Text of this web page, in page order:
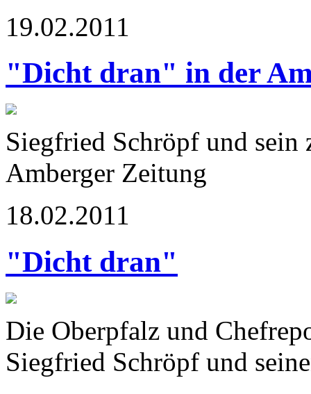
19.02.2011
"Dicht dran" in der
Siegfried Schröpf und
Amberger Zeitung
18.02.2011
"Dicht dran"
Die Oberpfalz und
Siegfried Schröpf und